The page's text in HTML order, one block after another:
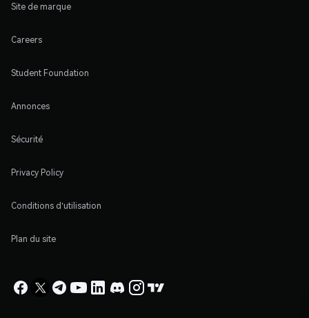
Site de marque
Careers
Student Foundation
Annonces
Sécurité
Privacy Policy
Conditions d'utilisation
Plan du site